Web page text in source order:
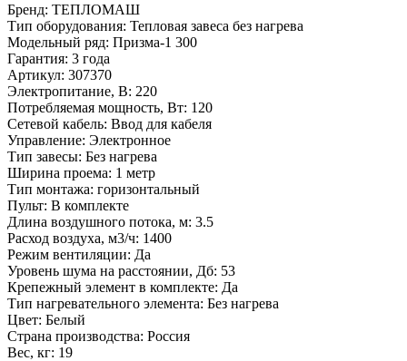
Бренд: ТЕПЛОМАШ
Тип оборудования: Тепловая завеса без нагрева
Модельный ряд: Призма-1 300
Гарантия: 3 года
Артикул: 307370
Электропитание, В: 220
Потребляемая мощность, Вт: 120
Сетевой кабель: Ввод для кабеля
Управление: Электронное
Тип завесы: Без нагрева
Ширина проема: 1 метр
Тип монтажа: горизонтальный
Пульт: В комплекте
Длина воздушного потока, м: 3.5
Расход воздуха, м3/ч: 1400
Режим вентиляции: Да
Уровень шума на расстоянии, Дб: 53
Крепежный элемент в комплекте: Да
Тип нагревательного элемента: Без нагрева
Цвет: Белый
Страна производства: Россия
Вес, кг: 19